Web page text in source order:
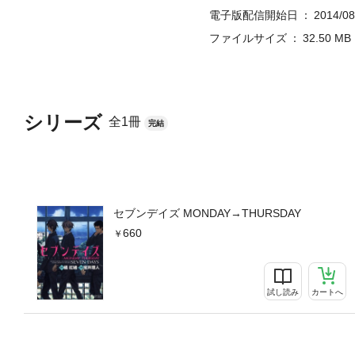
シリーズ 全1冊 完結
セブンデイズ MONDAY→THURSDAY
660
試し読み カートへ
電子版配信開始日
2014/
ファイルサイズ
32.50 MB